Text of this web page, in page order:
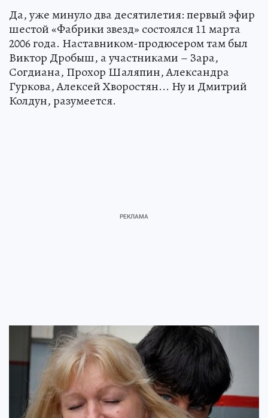
Да, уже минуло два десятилетия: первый эфир
шестой «Фабрики звезд» состоялся 11 марта
2006 года. Наставником-продюсером там был
Виктор Дробыш, а участниками – Зара,
Согдиана, Прохор Шаляпин, Александра
Гуркова, Алексей Хворостян... Ну и Дмитрий
Колдун, разумеется.